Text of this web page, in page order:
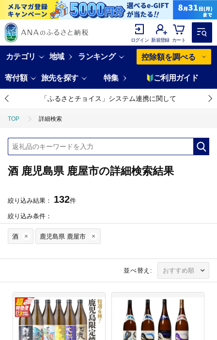
ログイン 新規登録 カート
カテゴリ 地域 ランキング 控除額を調べる
寄付額 旅先を探す 特集 ご利用ガイド
「ふるさとチョイス」システム連携に関して
TOP 詳細検索
酒 鹿児島県 鹿屋市の詳細検索結果
絞り込み結果： 132件
絞り込み条件：
酒 鹿児島県 鹿屋市
並べ替え: